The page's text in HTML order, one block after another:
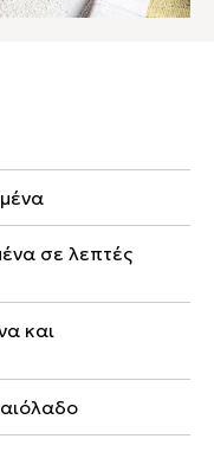
σε λεπτές
και